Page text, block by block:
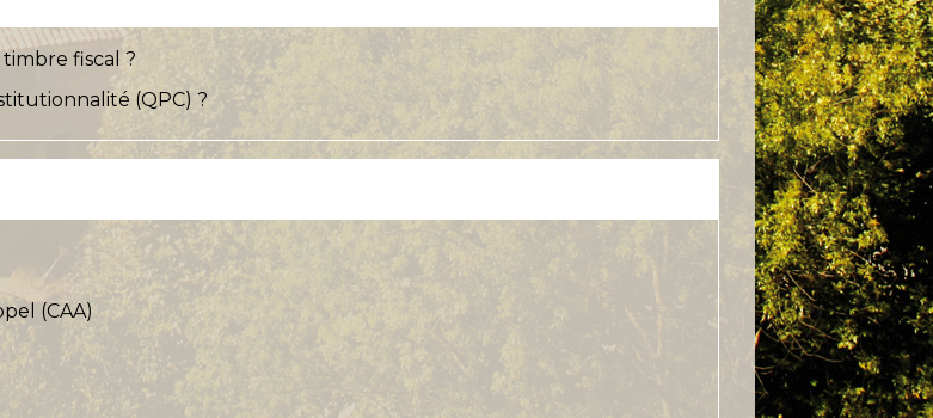
fiscal ?
(QPC) ?
(CAA)